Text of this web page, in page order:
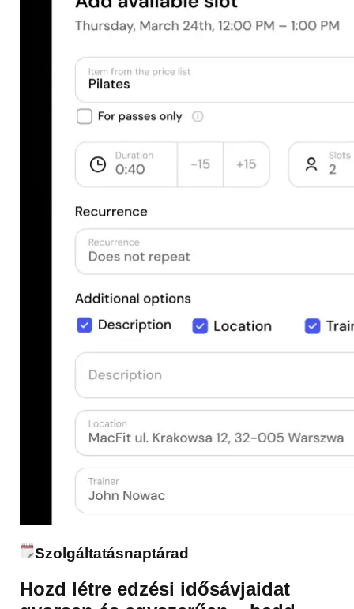
Szolgáltatásnaptárad
Hozd létre edzési idősávjaidat